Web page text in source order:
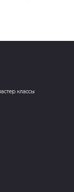
классы